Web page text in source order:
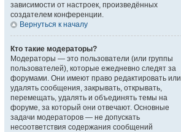
зависимости от настроек, произведённых
создателем конференции.
Вернуться к началу
Кто такие модераторы?
Модераторы — это пользователи (или группы
пользователей), которые ежедневно следят за
форумами. Они имеют право редактировать или
удалять сообщения, закрывать, открывать,
перемещать, удалять и объединять темы на
форуме, за который они отвечают. Основные
задачи модераторов — не допускать
несоответствия содержания сообщений